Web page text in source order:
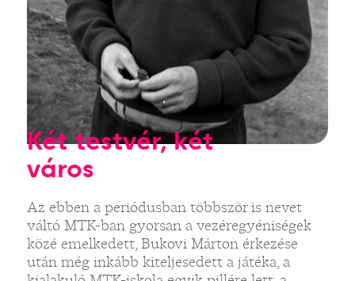
Két testvér, két
város
Az ebben a periódusban többször is nevet
váltó MTK-ban gyorsan a vezéregyéniségek
közé emelkedett, Bukovi Márton érkezése
után még inkább kiteljesedett a játéka, a